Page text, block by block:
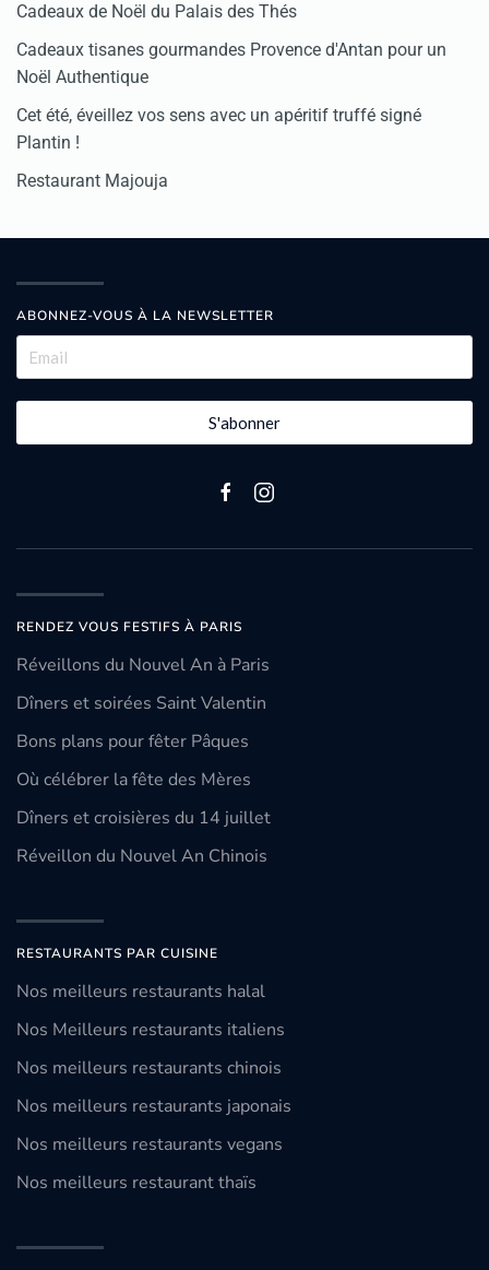
Cadeaux de Noël du Palais des Thés
Cadeaux tisanes gourmandes Provence d'Antan pour un
Noël Authentique
Cet été, éveillez vos sens avec un apéritif truffé signé
Plantin !
Restaurant Majouja
ABONNEZ-VOUS À LA NEWSLETTER
S'abonner
RENDEZ VOUS FESTIFS À PARIS
Réveillons du Nouvel An à Paris
Dîners et soirées Saint Valentin
Bons plans pour fêter Pâques
Où célébrer la fête des Mères
Dîners et croisières du 14 juillet
Réveillon du Nouvel An Chinois
RESTAURANTS PAR CUISINE
Nos meilleurs restaurants halal
Nos Meilleurs restaurants italiens
Nos meilleurs restaurants chinois
Nos meilleurs restaurants japonais
Nos meilleurs restaurants vegans
Nos meilleurs restaurant thaïs